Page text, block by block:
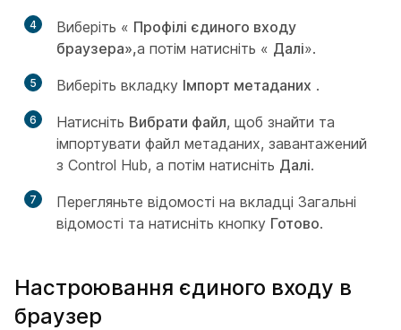
4 Виберіть « Профілі єдиного входу
браузера»,а потім натисніть « Далі».
5 Виберіть вкладку Імпорт метаданих .
6 Натисніть Вибрати файл, щоб знайти та
імпортувати файл метаданих, завантажений
з Control Hub, а потім натисніть Далі.
7
Перегляньте відомості на вкладці Загальні
відомості та натисніть кнопку Готово.
Настроювання єдиного входу в
браузер